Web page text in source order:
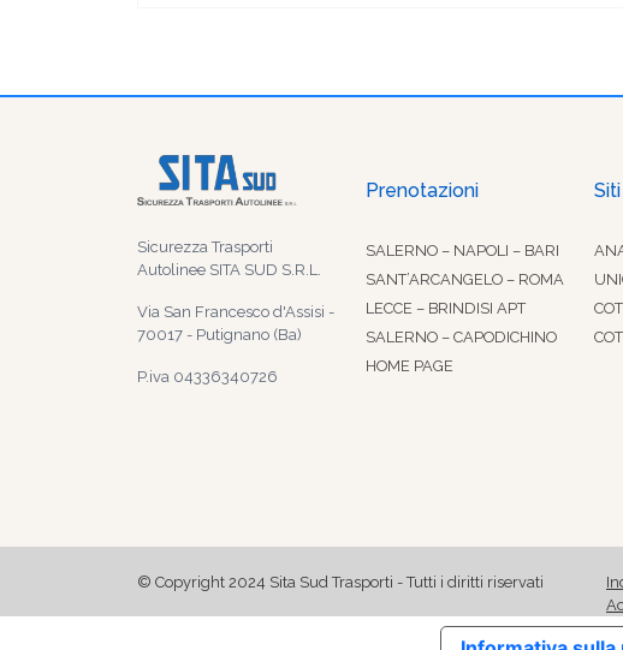
Sicurezza Trasporti
Autolinee SITA SUD S.R.L.
Via San Francesco d'Assisi -
70017 - Putignano (Ba)
P.iva 04336340726
Prenotazioni
SALERNO – NAPOLI – BARI
SANT’ARCANGELO – ROMA
LECCE – BRINDISI APT
SALERNO – CAPODICHINO
HOME PAGE
© Copyright 2024 Sita Sud Trasporti - Tutti i diritti riservati